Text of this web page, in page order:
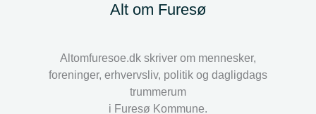
Alt om Furesø
Altomfuresoe.dk skriver om mennesker,
foreninger, erhvervsliv, politik og dagligdags
trummerum
i Furesø Kommune.